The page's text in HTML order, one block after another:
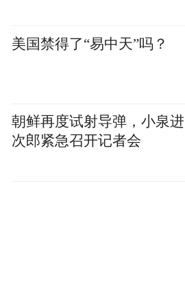
美国禁得了“易中天”吗？
朝鲜再度试射导弹，小泉进
次郎紧急召开记者会